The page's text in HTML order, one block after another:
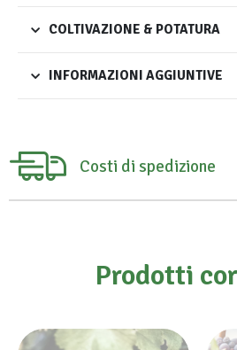
COLTIVAZIONE & POTATURA
INFORMAZIONI AGGIUNTIVE
Costi di spedizione
Prodotti